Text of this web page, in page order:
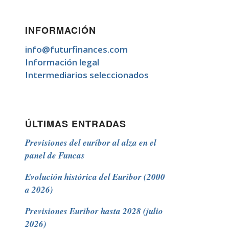
INFORMACIÓN
info@futurfinances.com
Información legal
Intermediarios seleccionados
ÚLTIMAS ENTRADAS
Previsiones del euríbor al alza en el
panel de Funcas
Evolución histórica del Euribor (2000
a 2026)
Previsiones Euribor hasta 2028 (julio
2026)